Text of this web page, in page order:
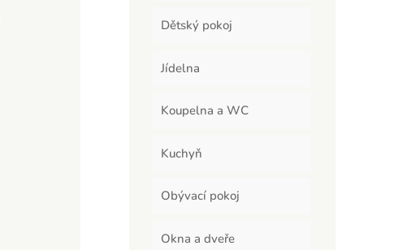
Dětský pokoj
Jídelna
Koupelna a WC
Kuchyň
Obývací pokoj
Okna a dveře